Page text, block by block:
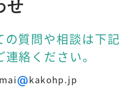
せ
の質問や相談は下記
絡ください。
kakohp.jp